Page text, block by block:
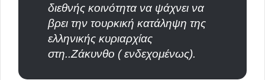
διεθνής κοινότητα να ψάχνει να
βρει την τουρκική κατάληψη της
ελληνικής κυριαρχίας
στη..Ζάκυνθο ( ενδεχομένως).